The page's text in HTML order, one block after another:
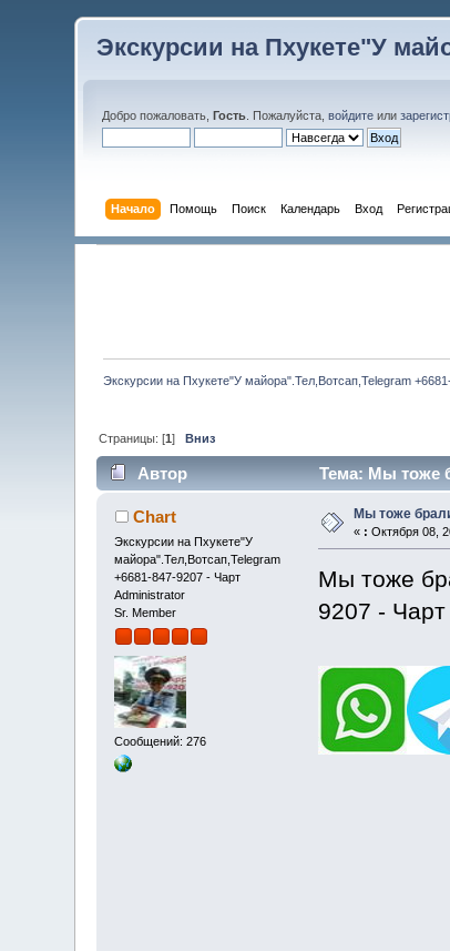
Экскурсии на Пхукете"У
Добро пожаловать,Гость . Пожалуйста,войдите или
Начало Помощь Поиск Календарь Вход
Экскурсии на Пхукете"У майора".Тел,Вотсап,Telegram
Страницы: [1]Вниз
Автор Тема: Мы тоже
Chart
Экскурсии на Пхукете"У
майора".Тел,Вотсап,Telegram
+6681-847-9207 - Чарт
Administrator
Sr. Member
Сообщений: 276
Мы тоже
« : Октября 08,
Мы тоже
9207 - Чарт